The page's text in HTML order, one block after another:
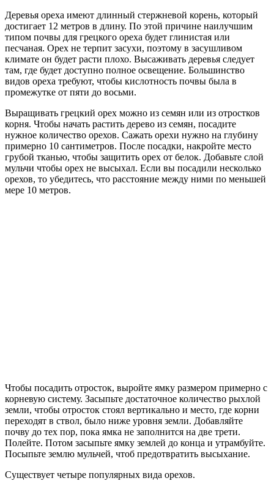
Деревья ореха имеют длинный стержневой корень, который
достигает 12 метров в длину. По этой причине наилучшим
типом почвы для грецкого ореха будет глинистая или
песчаная. Орех не терпит засухи, поэтому в засушливом
климате он будет расти плохо. Высаживать деревья следует
там, где будет доступно полное освещение. Большинство
видов ореха требуют, чтобы кислотность почвы была в
промежутке от пяти до восьми.
Выращивать грецкий орех можно из семян или из отростков
корня. Чтобы начать растить дерево из семян, посадите
нужное количество орехов. Сажать орехи нужно на глубину
примерно 10 сантиметров. После посадки, накройте место
грубой тканью, чтобы защитить орех от белок. Добавьте слой
мульчи чтобы орех не высыхал. Если вы посадили несколько
орехов, то убедитесь, что расстояние между ними по меньшей
мере 10 метров.
Чтобы посадить отросток, выройте ямку размером примерно с
корневую систему. Засыпьте достаточное количество рыхлой
земли, чтобы отросток стоял вертикально и место, где корни
переходят в ствол, было ниже уровня земли. Добавляйте
почву до тех пор, пока ямка не заполнится на две трети.
Полейте. Потом засыпьте ямку землей до конца и утрамбуйте.
Посыпьте землю мульчей, чтоб предотвратить высыхание.
Существует четыре популярных вида орехов.